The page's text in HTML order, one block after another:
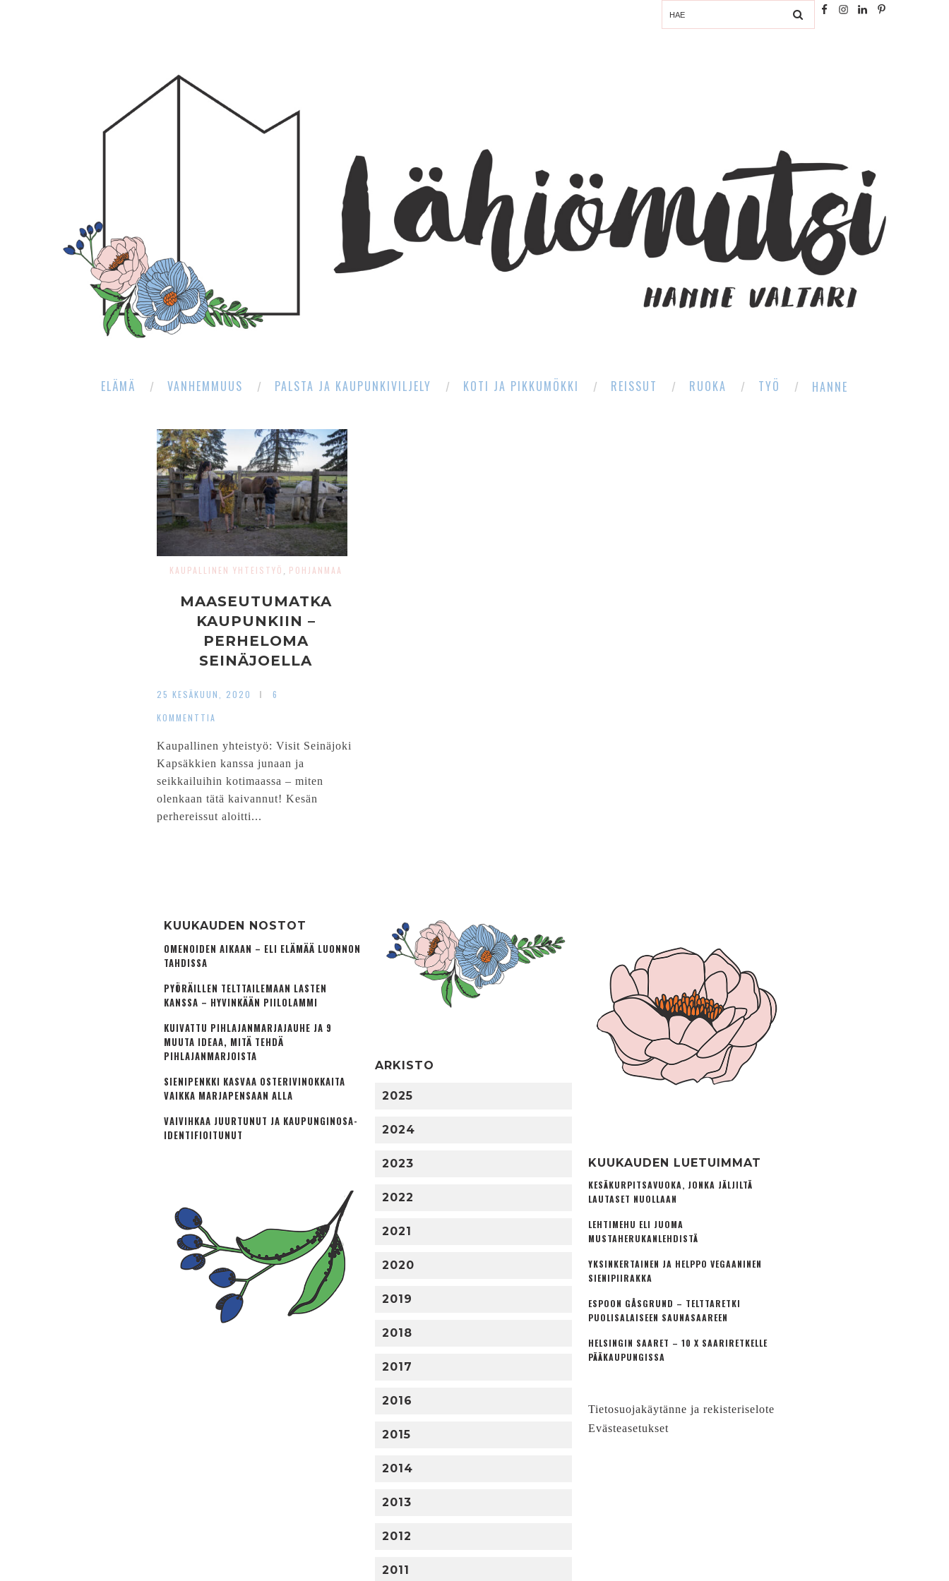
ELÄMÄ VANHEMMUUS PALSTA JA KAUPUNKIVILJELY KOTI JA PIKKUMÖKKI REISSUT RUOKA TYÖ HANNE
KAUPALLINEN YHTEISTYÖ , POHJANMAA
MAASEUTUMATKA
KAUPUNKIIN –
PERHELOMA
SEINÄJOELLA
25 KESÄKUUN, 2020
6
KOMMENTTIA
Kaupallinen yhteistyö: Visit Seinäjoki
Kapsäkkien kanssa junaan ja
seikkailuihin kotimaassa – miten
olenkaan tätä kaivannut! Kesän
perhereissut aloitti...
KUUKAUDEN NOSTOT
OMENOIDEN AIKAAN – ELI ELÄMÄÄ LUONNON
TAHDISSA
PYÖRÄILLEN TELTTAILEMAAN LASTEN
KANSSA – HYVINKÄÄN PIILOLAMMI
KUIVATTU PIHLAJANMARJAJAUHE JA 9
MUUTA IDEAA, MITÄ TEHDÄ
PIHLAJANMARJOISTA
SIENIPENKKI KASVAA OSTERIVINOKKAITA
VAIKKA MARJAPENSAAN ALLA
VAIVIHKAA JUURTUNUT JA KAUPUNGINOSA­
IDENTIFIOITUNUT
ARKISTO
2025
2024
2023
2022
2021
2020
2019
2018
2017
2016
2015
2014
2013
2012
2011
KUUKAUDEN LUETUIMMAT
KESÄKURPITSAVUOKA, JONKA JÄLJILTÄ
LAUTASET NUOLLAAN
LEHTIMEHU ELI JUOMA
MUSTAHERUKANLEHDISTÄ
YKSINKERTAINEN JA HELPPO VEGAANINEN
SIENIPIIRAKKA
ESPOON GÅSGRUND – TELTTARETKI
PUOLISALAISEEN SAUNASAAREEN
HELSINGIN SAARET – 10 X SAARIRETKELLE
PÄÄKAUPUNGISSA
Tietosuojakäytänne ja rekisteriselote
Evästeasetukset